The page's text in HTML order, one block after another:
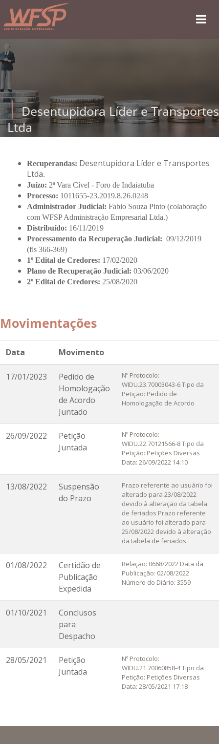
Desentupidora Líder e Transportes
Ltda
Recuperandas: Desentupidora Líder e Transportes
Ltda.
Juízo: 2ª Vara Cível - Foro de Indaiatuba
Processo: 1011655-23.2019.8.26.0248
Administrador Judicial: Fabio Souza Pinto (colaboração
com WFSP Administração Empresarial Ltda.)
Distribuído: 16/11/2019
Processamento da Recuperação Judicial: 09/12/2019
(fls 366-369)
1º Edital de Credores: 17/02/2020
Plano de Recuperação Judicial: 03/06/2020
2º Edital de Credores: 25/08/2020
Movimentações
Data Movimento
17/01/2023
Pedido de
Homologação
de Acordo
Juntado
Nº Protocolo:
WIDU.23.70003043-6 Tipo da
Petição: Pedido de
Homologação de Acordo
26/09/2022
Petição
Juntada
Nº Protocolo:
WIDU.22.70121566-8 Tipo da
Petição: Petições Diversas
Data: 26/09/2022 14:10
13/08/2022
Suspensão
do Prazo
Prazo referente ao usuário foi
alterado para 23/08/2022
devido à alteração da tabela
de feriados Prazo referente
ao usuário foi alterado para
25/08/2022 devido à alteração
da tabela de feriados
01/08/2022
Certidão de
Publicação
Expedida
Relação: 0668/2022 Data da
Publicação: 02/08/2022
Número do Diário: 3559
01/10/2021
Conclusos
para
Despacho
28/05/2021
Petição
Juntada
Nº Protocolo:
WIDU.21.70060858-4 Tipo da
Petição: Petições Diversas
Data: 28/05/2021 17:18